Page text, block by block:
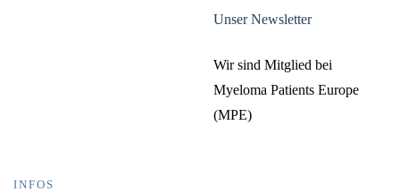
Unser Newsletter
Wir sind Mitglied bei
Myeloma Patients Europe
(MPE)
INFOS